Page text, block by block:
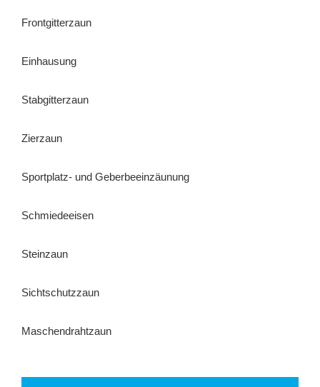
Frontgitterzaun
Einhausung
Stabgitterzaun
Zierzaun
Sportplatz- und Geberbeeinzäunung
Schmiedeeisen
Steinzaun
Sichtschutzzaun
Maschendrahtzaun